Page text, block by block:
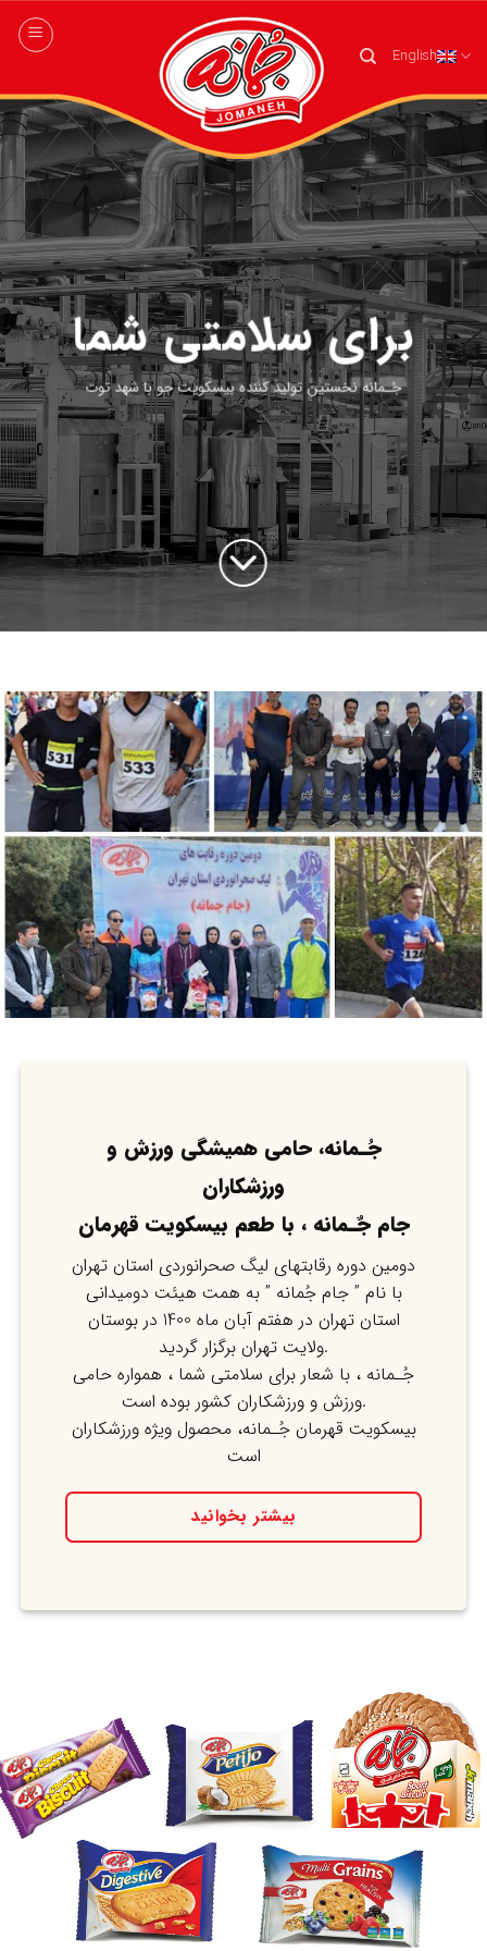
Skip
English
برای سلامتی شما
جُـمانه نخستین تولید کننده بیسکویت جو با شهد توت
جُـمانه، حامی همیشگی ورزش و
ورزشکاران
جام جٌـمانه ، با طعم بیسکویت قهرمان
دومین دوره رقابتهای لیگ صحرانوردی استان تهران
با نام ” جام جُمانه ” به همت هیئت دومیدانی
استان تهران در هفتم آبان ماه 1400 در بوستان
ولایت تهران برگزار گردید.
جُـمانه ، با شعار برای سلامتی شما ، همواره حامی
ورزش و ورزشکاران کشور بوده است.
بیسکویت قهرمان جُـمانه، محصول ویژه ورزشکاران
است
بیشتر بخوانید